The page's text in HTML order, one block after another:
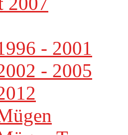
- 2001
- 2005